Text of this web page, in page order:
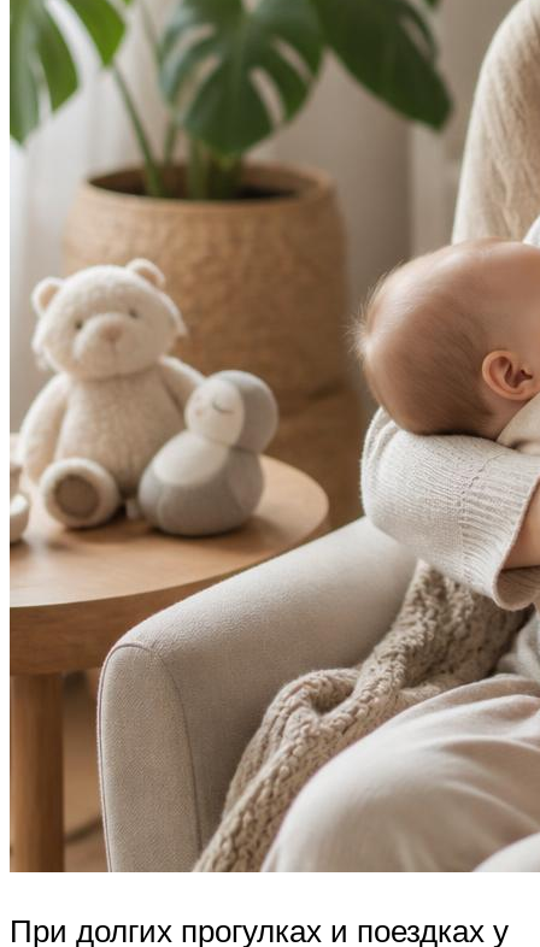
При долгих прогулках и поездках у